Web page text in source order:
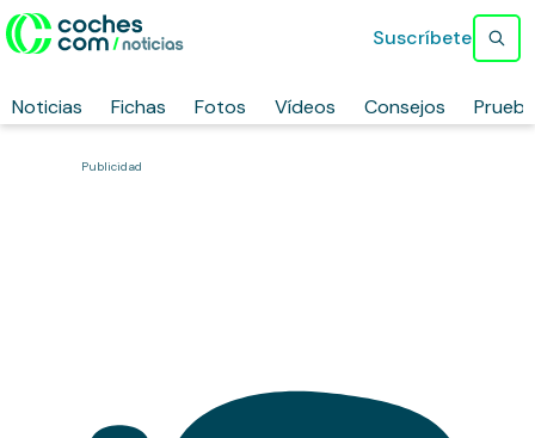
Noticias Fichas Fotos Vídeos Consejos
Suscríbete
Publicidad